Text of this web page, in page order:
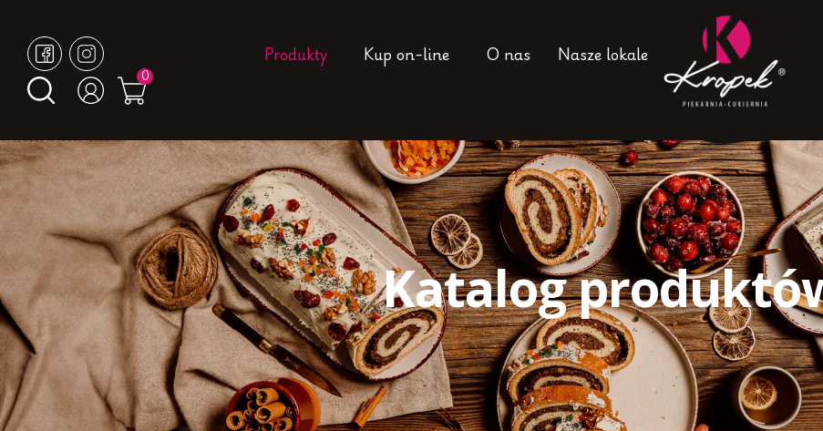
Produkty Kup on-line O nas Nasze lokale
0
Katalog